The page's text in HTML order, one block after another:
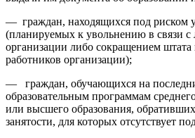
— граждан, находящихся под риском
(планируемых к увольнению в связи с
организации либо сокращением штата
работников организации);
— граждан, обучающихся на
образовательным программам
или высшего образования,
занятости, для которых отсутствует